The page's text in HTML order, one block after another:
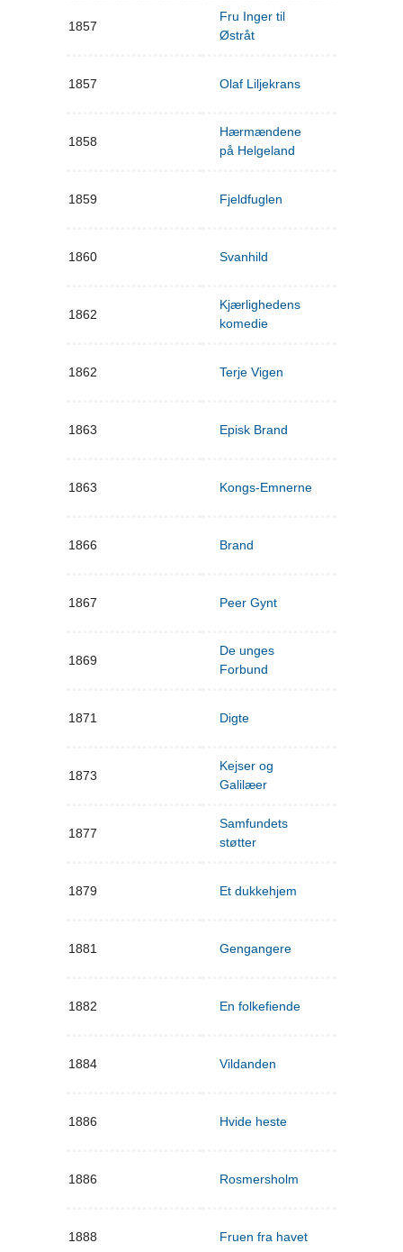
1857
Fru Inger til
Østråt
1857 Olaf Liljekrans
1858
Hærmændene
på Helgeland
1859 Fjeldfuglen
1860 Svanhild
1862
Kjærlighedens
komedie
1862 Terje Vigen
1863 Episk Brand
1863 Kongs-Emnerne
1866 Brand
1867 Peer Gynt
1869
De unges
Forbund
1871 Digte
1873
Kejser og
Galilæer
1877
Samfundets
støtter
1879 Et dukkehjem
1881 Gengangere
1882 En folkefiende
1884 Vildanden
1886 Hvide heste
1886 Rosmersholm
1888 Fruen fra havet